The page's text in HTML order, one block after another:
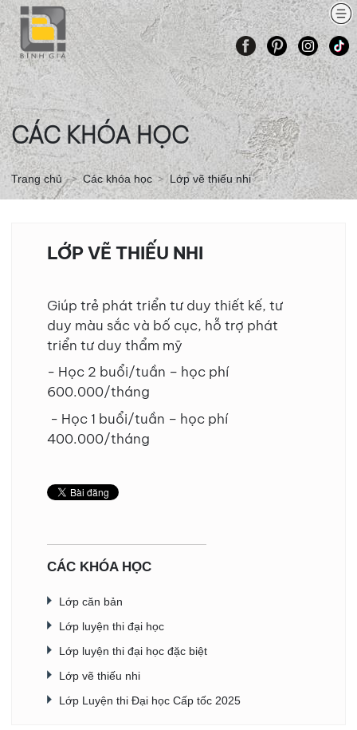
TRANG
CHỦ
GIỚI
THIỆU
CÁC
KHÓA
HỌC
BÀI
VẼ
THAM
KHẢO
LỚP
VẼ
ONLINE
THÔNG
TIN
LIÊN
HỆ
CÁC KHÓA HỌC
Trang chủ Các khóa học Lớp vẽ thiếu nhi
LỚP VẼ THIẾU NHI
Giúp trẻ phát triển tư duy thiết kế, tư
duy màu sắc và bố cục, hỗ trợ phát
triển tư duy thẩm mỹ
- Học 2 buổi/tuần – học phí
600.000/tháng
- Học 1 buổi/tuần – học phí
400.000/tháng
CÁC KHÓA HỌC
Lớp căn bản
Lớp luyện thi đại học
Lớp luyện thi đại học đặc biệt
Lớp vẽ thiếu nhi
Lớp Luyện thi Đại học Cấp tốc 2025